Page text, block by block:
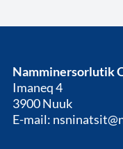
Namminersorlutik
Imaneq 4
3900 Nuuk
E-mail: